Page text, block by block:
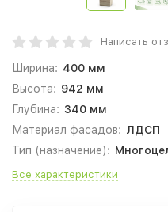
Написать
Ширина: 400 мм
Высота: 942 мм
Глубина: 340 мм
Материал фасадов: ЛДСП
Тип (назначение):
Все характеристики